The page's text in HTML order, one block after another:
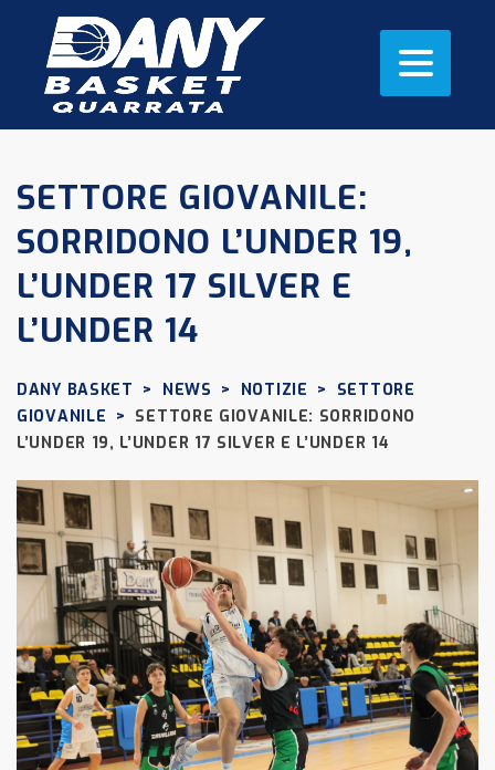
SETTORE GIOVANILE:
SORRIDONO L’UNDER 19,
L’UNDER 17 SILVER E
L’UNDER 14
DANY BASKET > NEWS > NOTIZIE >
SETTORE
GIOVANILE > SETTORE GIOVANILE: SORRIDONO
L’UNDER 19, L’UNDER 17 SILVER E L’UNDER 14